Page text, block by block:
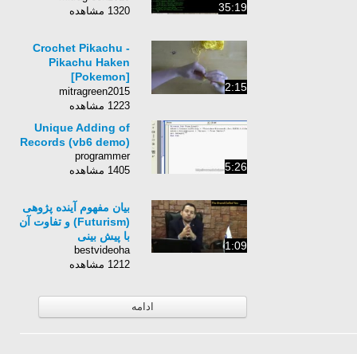
35:19
1320 مشاهده
2:15
Crochet Pikachu -
Pikachu Haken
[Pokemon]
[Amigurumi]
mitragreen2015
1223 مشاهده
5:26
Unique Adding of
Records (vb6 demo)
programmer
1405 مشاهده
1:09
بیان مفهوم آینده پژوهی
(Futurism) و تفاوت آن
با پیش بینی
bestvideoha
1212 مشاهده
ادامه